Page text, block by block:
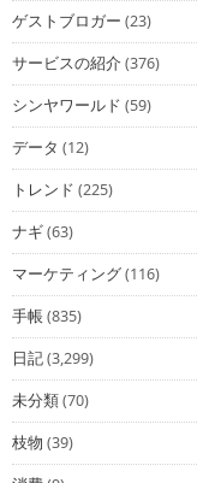
ゲストブロガー (23)
サービスの紹介(376)
シンヤワールド (59)
データ (12)
トレンド (225)
ナギ(63)
マーケティング(116)
手帳(835)
日記(3,299)
未分類(70)
枝物 (39)